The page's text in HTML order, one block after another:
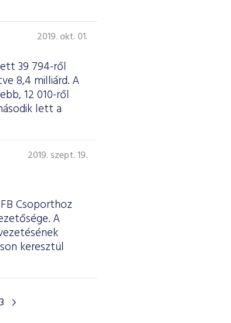
2019. okt. 01.
39 794-ről
8,4 milliárd. A
12 010-ről
lett a
2019. szept. 19.
Csoporthoz
A
keresztül